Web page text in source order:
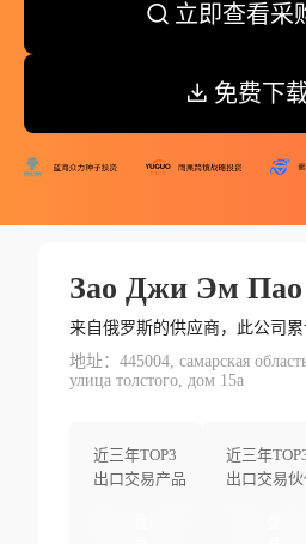
立即查看采
免费下
Зао Джи Эм Пао
来自俄罗斯的供应商，此公司
地址：445004, самарская
улица толстого, дом 15а
近三年TOP3
出口交易产品
近三年
出口交易